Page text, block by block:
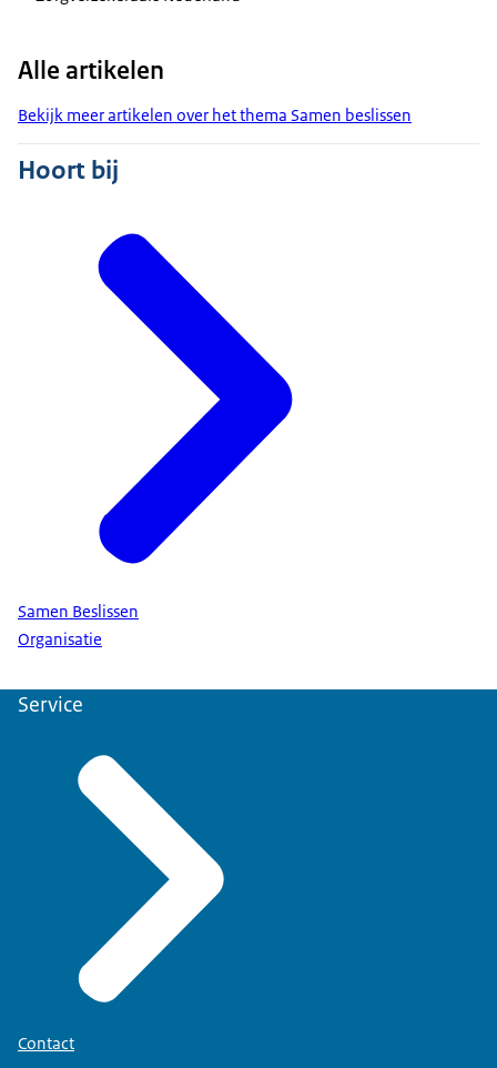
Alle artikelen
Bekijk meer artikelen over het thema Samen beslissen
Hoort bij
Samen Beslissen
Organisatie
Service
Contact